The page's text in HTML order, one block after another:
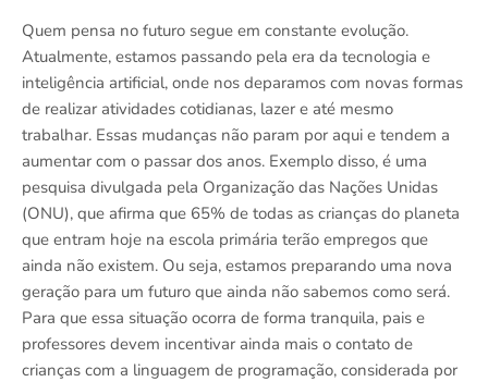
Quem pensa no futuro segue em constante evolução.
Atualmente, estamos passando pela era da tecnologia e
inteligência artificial, onde nos deparamos com novas formas
de realizar atividades cotidianas, lazer e até mesmo
trabalhar. Essas mudanças não param por aqui e tendem a
aumentar com o passar dos anos. Exemplo disso, é uma
pesquisa divulgada pela Organização das Nações Unidas
(ONU), que afirma que 65% de todas as crianças do planeta
que entram hoje na escola primária terão empregos que
ainda não existem. Ou seja, estamos preparando uma nova
geração para um futuro que ainda não sabemos como será.
Para que essa situação ocorra de forma tranquila, pais e
professores devem incentivar ainda mais o contato de
crianças com a linguagem de programação, considerada por